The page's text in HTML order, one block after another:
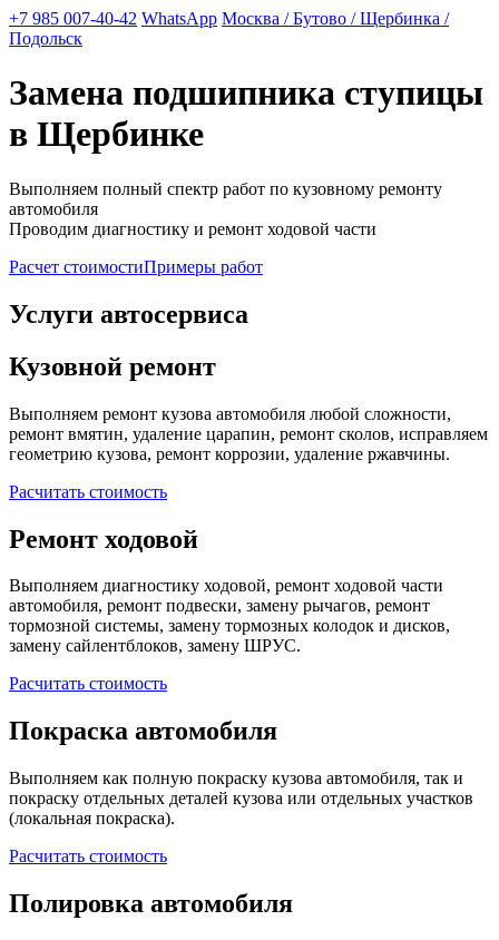
+7 985 007-40-42 WhatsApp Москва / Бутово / Щербинка /
Подольск
Замена подшипника ступицы
в Щербинке
Выполняем полный спектр работ по кузовному ремонту
автомобиля
Проводим диагностику и ремонт ходовой части
Расчет стоимостиПримеры работ
Услуги автосервиса
Кузовной ремонт
Выполняем ремонт кузова автомобиля любой сложности,
ремонт вмятин, удаление царапин, ремонт сколов, исправляем
геометрию кузова, ремонт коррозии, удаление ржавчины.
Расчитать стоимость
Ремонт ходовой
Выполняем диагностику ходовой, ремонт ходовой части
автомобиля, ремонт подвески, замену рычагов, ремонт
тормозной системы, замену тормозных колодок и дисков,
замену сайлентблоков, замену ШРУС.
Расчитать стоимость
Покраска автомобиля
Выполняем как полную покраску кузова автомобиля, так и
покраску отдельных деталей кузова или отдельных участков
(локальная покраска).
Расчитать стоимость
Полировка автомобиля